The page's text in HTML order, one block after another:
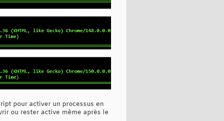
pour activer un processus en
ou rester active même après le